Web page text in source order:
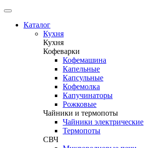
Каталог
Кухня
Кухня
Кофеварки
Кофемашина
Капельные
Капсульные
Кофемолка
Капучинаторы
Рожковые
Чайники и термопоты
Чайники электрические
Термопоты
СВЧ